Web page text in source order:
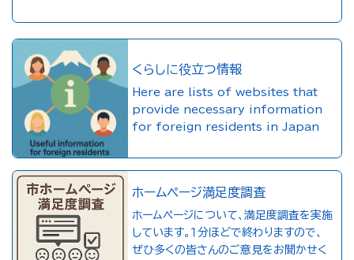
くらしに役立つ情報
Here are lists of websites that
provide necessary information
for foreign residents in Japan
ホームページ満足度調査
ホームページについて、満足度調査を実施
しています。１分ほどで終わりますので、
ぜひ多くの皆さんのご意見をお聞かせく